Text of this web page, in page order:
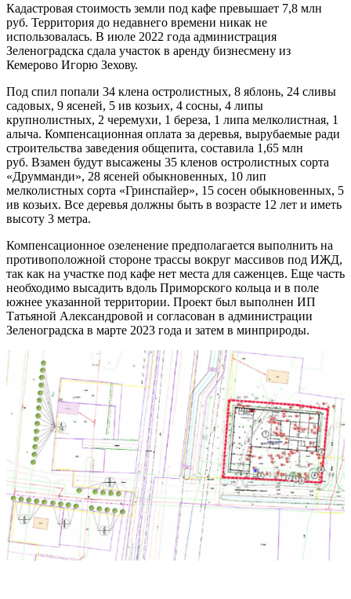
Кадастровая стоимость земли под кафе превышает 7,8 млн
руб. Территория до недавнего времени никак не
использовалась. В июле 2022 года администрация
Зеленоградска сдала участок в аренду бизнесмену из
Кемерово Игорю Зехову.
Под спил попали 34 клена остролистных, 8 яблонь, 24 сливы
садовых, 9 ясеней, 5 ив козьих, 4 сосны, 4 липы
крупнолистных, 2 черемухи, 1 береза, 1 липа мелколистная, 1
алыча. Компенсационная оплата за деревья, вырубаемые ради
строительства заведения общепита, составила 1,65 млн
руб. Взамен будут высажены 35 кленов остролистных сорта
«Друмманди», 28 ясеней обыкновенных, 10 лип
мелколистных сорта «Гринспайер», 15 сосен обыкновенных, 5
ив козьих. Все деревья должны быть в возрасте 12 лет и иметь
высоту 3 метра.
Компенсационное озеленение предполагается выполнить на
противоположной стороне трассы вокруг массивов под ИЖД,
так как на участке под кафе нет места для саженцев. Еще часть
необходимо высадить вдоль Приморского кольца и в поле
южнее указанной территории. Проект был выполнен ИП
Татьяной Александровой и согласован в администрации
Зеленоградска в марте 2023 года и затем в минприроды.